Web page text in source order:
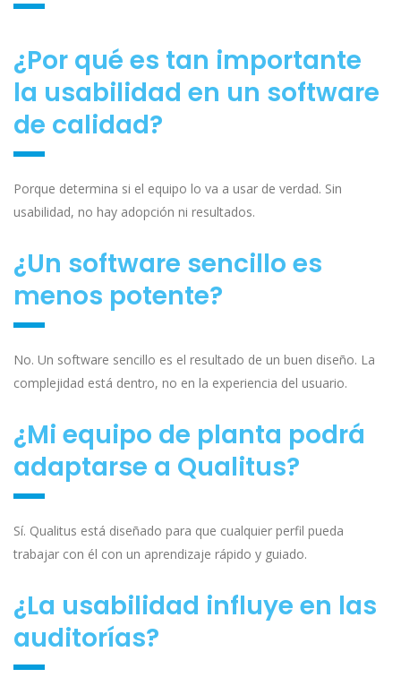
¿Por qué es tan importante
la usabilidad en un software
de calidad?
Porque determina si el equipo lo va a usar de verdad. Sin
usabilidad, no hay adopción ni resultados.
¿Un software sencillo es
menos potente?
No. Un software sencillo es el resultado de un buen diseño. La
complejidad está dentro, no en la experiencia del usuario.
¿Mi equipo de planta podrá
adaptarse a Qualitus?
Sí. Qualitus está diseñado para que cualquier perfil pueda
trabajar con él con un aprendizaje rápido y guiado.
¿La usabilidad influye en las
auditorías?